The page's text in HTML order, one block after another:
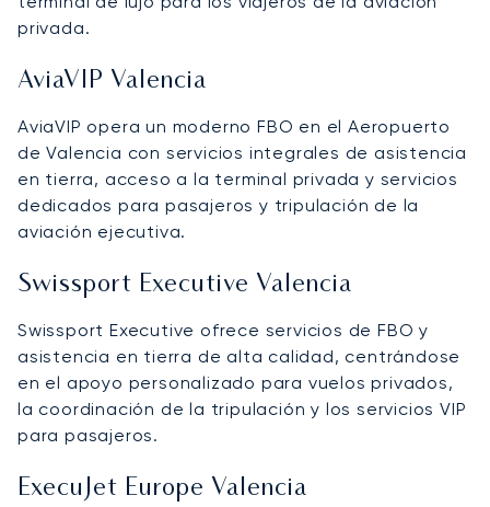
privada.
AviaVIP Valencia
AviaVIP opera un moderno FBO en el Aeropuerto
de Valencia con servicios integrales de asistencia
en tierra, acceso a la terminal privada y servicios
dedicados para pasajeros y tripulación de la
aviación ejecutiva.
Swissport Executive Valencia
Swissport Executive ofrece servicios de FBO y
asistencia en tierra de alta calidad, centrándose
en el apoyo personalizado para vuelos privados,
la coordinación de la tripulación y los servicios VIP
para pasajeros.
ExecuJet Europe Valencia